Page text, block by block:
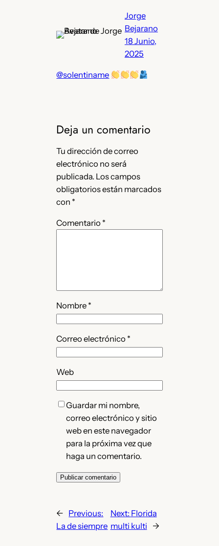
Jorge
Bejarano
18 Junio,
2025
@solentiname
Deja un comentario
Tu dirección de correo
electrónico no será
publicada. Los campos
obligatorios están marcados
con *
Comentario *
Nombre *
Correo electrónico *
Web
Guardar mi nombre,
correo electrónico y sitio
web en este navegador
para la próxima vez que
haga un comentario.
← Previous:
La de siempre
Next: Florida
multi kulti
→